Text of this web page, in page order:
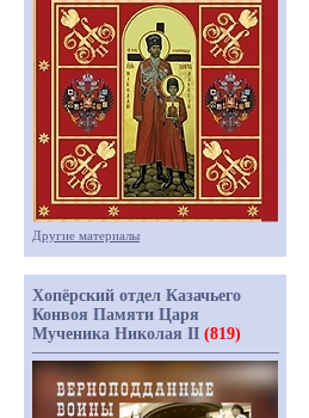
Другие материалы
Хопёрский отдел Казачьего
Конвоя Памяти Царя
Мученика Николая II (819)